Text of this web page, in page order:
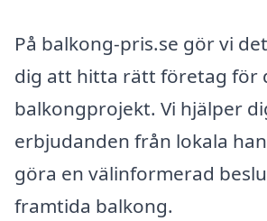
På balkong-pris.se gör vi
dig att hitta rätt företag för
balkongprojekt. Vi hjälper
erbjudanden från lokala
göra en välinformerad
framtida balkong.